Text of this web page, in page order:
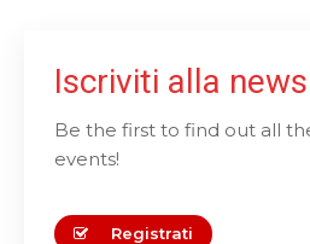
Iscriviti alla
Be the first to find out all
events!
Registrati